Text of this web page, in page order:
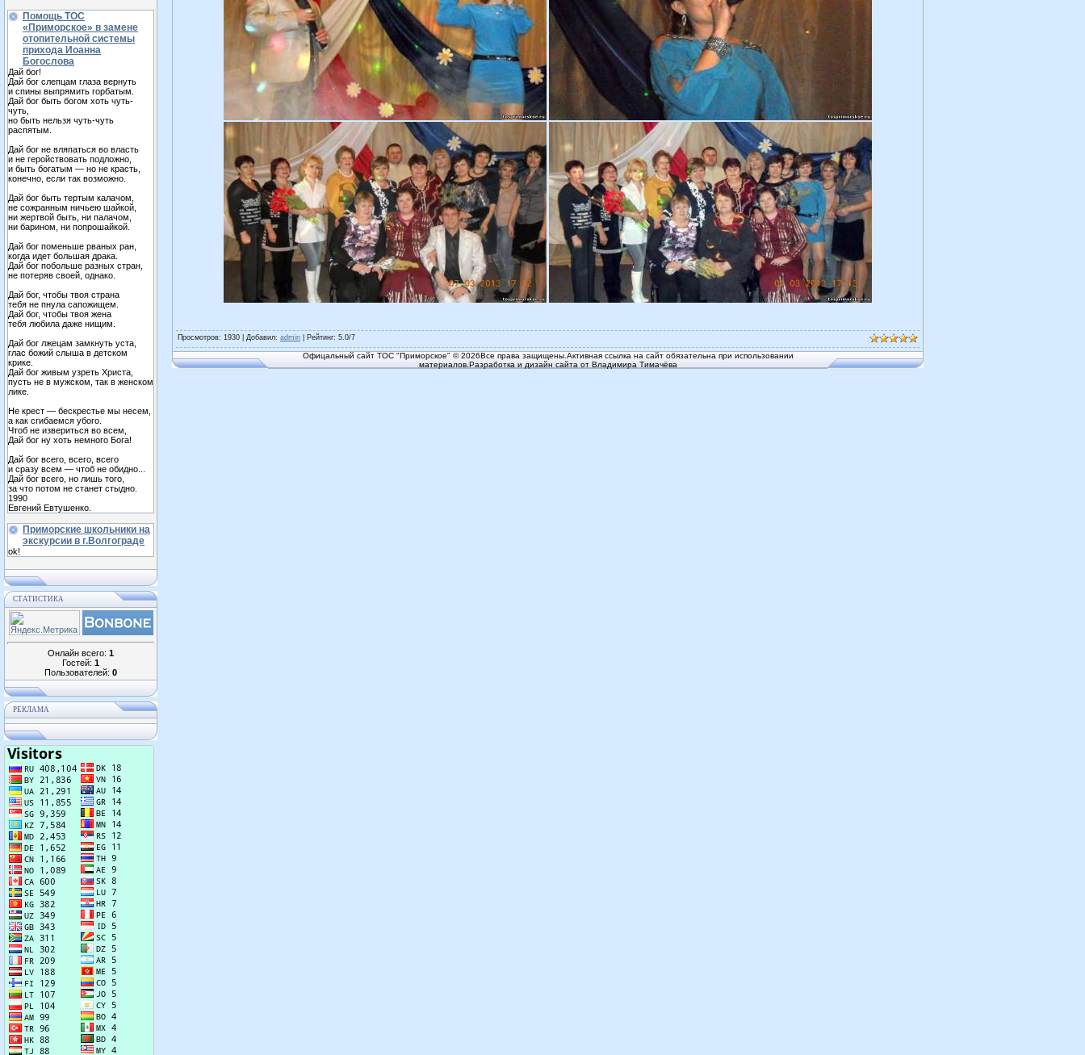
Помощь ТОС
«Приморское» в замене
отопительной системы
прихода Иоанна
Богослова
Дай бог!
Дай бог слепцам глаза вернуть
и спины выпрямить горбатым.
Дай бог быть богом хоть чуть-
чуть,
но быть нельзя чуть-чуть
распятым.
Дай бог не вляпаться во власть
и не геройствовать подложно,
и быть богатым — но не красть,
конечно, если так возможно.
Дай бог быть тертым калачом,
не сожранным ничьею шайкой,
ни жертвой быть, ни палачом,
ни барином, ни попрошайкой.
Дай бог поменьше рваных ран,
когда идет большая драка.
Дай бог побольше разных стран,
не потеряв своей, однако.
Дай бог, чтобы твоя страна
тебя не пнула сапожищем.
Дай бог, чтобы твоя жена
тебя любила даже нищим.
Дай бог лжецам замкнуть уста,
глас божий слыша в детском
крике.
Дай бог живым узреть Христа,
пусть не в мужском, так в женском
лике.
Не крест — бескрестье мы несем,
а как сгибаемся убого.
Чтоб не извериться во всем,
Дай бог ну хоть немного Бога!
Дай бог всего, всего, всего
и сразу всем — чтоб не обидно...
Дай бог всего, но лишь того,
за что потом не станет стыдно.
1990
Евгений Евтушенко.
Приморские школьники на
экскурсии в г.Волгограде
ok!
СТАТИСТИКА
Онлайн всего: 1
Гостей: 1
Пользователей: 0
РЕКЛАМА
Просмотров: 1930 | Добавил: admin Рейтинг: 5.0/7
Офицальный сайт ТОС "Приморское" © 2026Все права защищены.Активная ссылка на сайт обязательна при использовании
материалов.Разработка и дизайн сайта от Владимира Тимачёва